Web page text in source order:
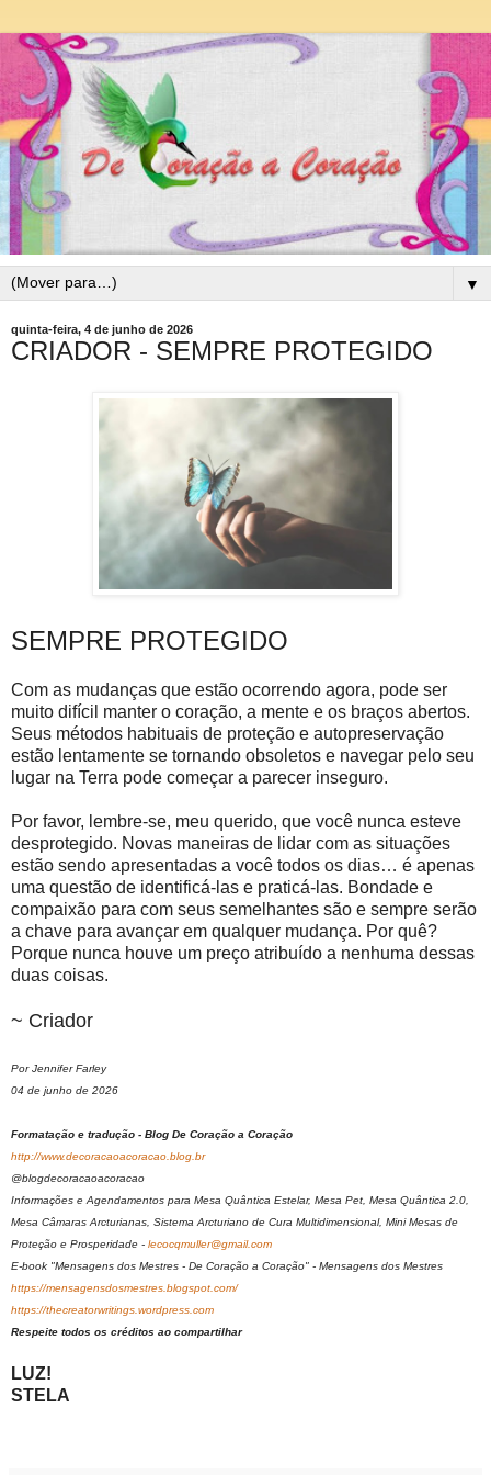
▼
quinta-feira, 4 de junho de 2026
CRIADOR - SEMPRE PROTEGIDO
SEMPRE PROTEGIDO
Com as mudanças que estão ocorrendo agora, pode ser
muito difícil manter o coração, a mente e os braços abertos.
Seus métodos habituais de proteção e autopreservação
estão lentamente se tornando obsoletos e navegar pelo seu
lugar na Terra pode começar a parecer inseguro.
Por favor, lembre-se, meu querido, que você nunca esteve
desprotegido. Novas maneiras de lidar com as situações
estão sendo apresentadas a você todos os dias… é apenas
uma questão de identificá-las e praticá-las. Bondade e
compaixão para com seus semelhantes são e sempre serão
a chave para avançar em qualquer mudança. Por quê?
Porque nunca houve um preço atribuído a nenhuma dessas
duas coisas.
~ Criador
Por Jennifer Farley
04 de junho de 2026
Formatação e tradução - Blog De Coração a Coração
http://www.decoracaoacoracao.blog.br
@blogdecoracaoacoracao
Informações e Agendamentos para Mesa Quântica Estelar, Mesa Pet, Mesa Quântica 2.0,
Mesa Câmaras Arcturianas, Sistema Arcturiano de Cura Multidimensional, Mini Mesas de
Proteção e Prosperidade - lecocqmuller@gmail.com
E-book "Mensagens dos Mestres - De Coração a Coração" - Mensagens dos Mestres
https://mensagensdosmestres.blogspot.com/
https://thecreatorwritings.wordpress.com
Respeite todos os créditos ao compartilhar
LUZ!
STELA